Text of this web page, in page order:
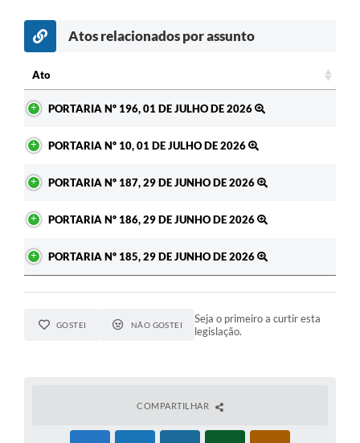
Atos relacionados por assunto
Ato
PORTARIA Nº 196, 01 DE JULHO DE 2026
PORTARIA Nº 10, 01 DE JULHO DE 2026
PORTARIA Nº 187, 29 DE JUNHO DE 2026
PORTARIA Nº 186, 29 DE JUNHO DE 2026
PORTARIA Nº 185, 29 DE JUNHO DE 2026
GOSTEI NÃO GOSTEI
Seja o primeiro a curtir esta
legislação.
COMPARTILHAR